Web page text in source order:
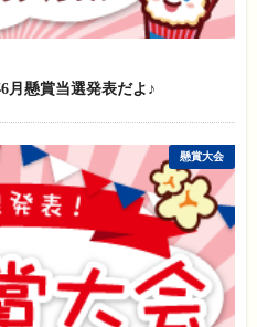
月懸賞当選発表だよ♪
懸賞大会